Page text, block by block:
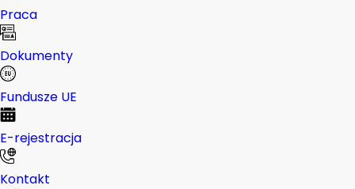
Praca
Dokumenty
Fundusze UE
E-rejestracja
Kontakt